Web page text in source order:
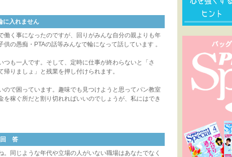
に入れません
く事になったのですが、回りがみんな自分の親よりも年
の愚痴・PTAの話等みんなで輪になって話しています 。
も一人です。そして、定時に仕事が終わらないと「さ
りましょ」と残業を押し付けられます。
で困っています。趣味でも見つけようと思ってパン教室
稼ぐ所だと割り切れればいいのでしょうが、私にはでき
回 答
同じような年代や立場の人がいない職場はあなたでなく